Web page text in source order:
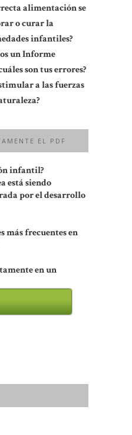
alimentación se
o curar la
infantiles?
un Informe
son tus errores?
a las fuerzas
EL PDF
infantil?
está siendo
por el desarrollo
más frecuentes en
en un